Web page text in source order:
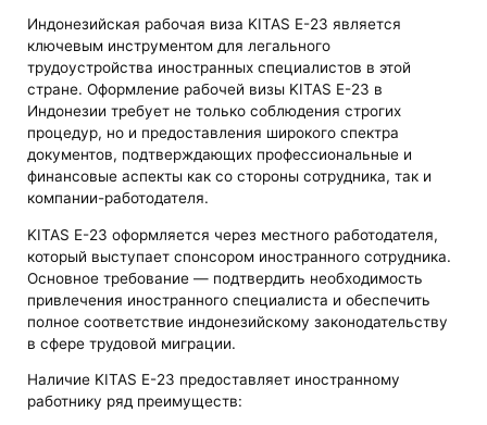
Индонезийская рабочая виза KITAS E-23 является
ключевым инструментом для легального
трудоустройства иностранных специалистов в этой
стране. Оформление рабочей визы KITAS E-23 в
Индонезии требует не только соблюдения строгих
процедур, но и предоставления широкого спектра
документов, подтверждающих профессиональные и
финансовые аспекты как со стороны сотрудника, так и
компании-работодателя.
KITAS E-23 оформляется через местного работодателя,
который выступает спонсором иностранного сотрудника.
Основное требование — подтвердить необходимость
привлечения иностранного специалиста и обеспечить
полное соответствие индонезийскому законодательству
в сфере трудовой миграции.
Наличие KITAS E-23 предоставляет иностранному
работнику ряд преимуществ: